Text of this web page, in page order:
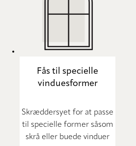
Fås til specielle
vinduesformer
Skræddersyet for at passe
til specielle former såsom
skrå eller buede vinduer